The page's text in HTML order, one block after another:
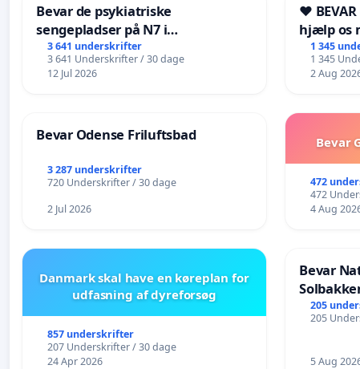
Bevar de psykiatriske
sengepladser på N7 i
Frederikshavn
3 641 underskrifter
3 641 Underskrifter / 30 dage
12 Jul 2026
❤️
hjælp os
fremtid
1 345
1 345
2 Aug
Bevar Odense Friluftsbad
3 287 underskrifter
720 Underskrifter / 30 dage
2 Jul 2026
Bevar
472
472
4 Aug
Danmark skal have en køreplan for
udfasning af dyreforsøg
857 underskrifter
207 Underskrifter / 30 dage
24 Apr 2026
Bevar
205
205
5 Aug